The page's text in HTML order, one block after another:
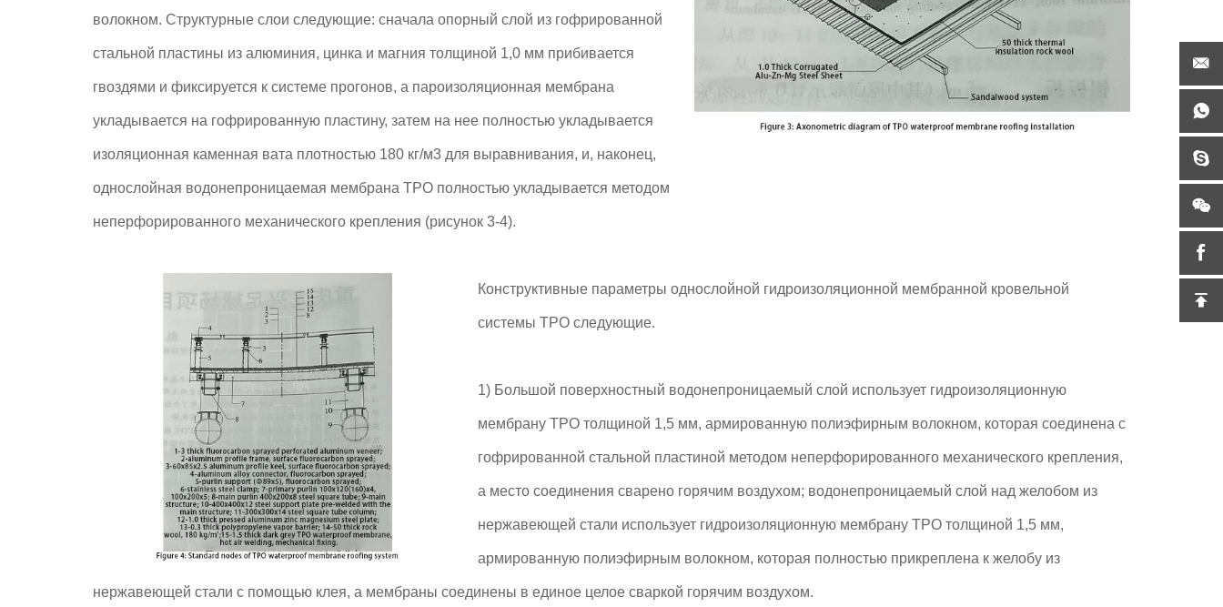
волокном. Структурные слои следующие: сначала опорный слой из гофрированной
стальной пластины из алюминия, цинка и магния толщиной 1,0 мм прибивается
гвоздями и фиксируется к системе прогонов, а пароизоляционная мембрана
укладывается на гофрированную пластину, затем на нее полностью укладывается
изоляционная каменная вата плотностью 180 кг/м3 для выравнивания, и, наконец,
однослойная водонепроницаемая мембрана TPO полностью укладывается методом
неперфорированного механического крепления (рисунок 3-4).
Конструктивные параметры однослойной гидроизоляционной мембранной кровельной
системы TPO следующие.
1) Большой поверхностный водонепроницаемый слой использует гидроизоляционную
мембрану TPO толщиной 1,5 мм, армированную полиэфирным волокном, которая соединена с
гофрированной стальной пластиной методом неперфорированного механического крепления,
а место соединения сварено горячим воздухом; водонепроницаемый слой над желобом из
нержавеющей стали использует гидроизоляционную мембрану TPO толщиной 1,5 мм,
армированную полиэфирным волокном, которая полностью прикреплена к желобу из
нержавеющей стали с помощью клея, а мембраны соединены в единое целое сваркой горячим воздухом.